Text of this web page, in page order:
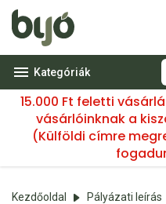
Kategóriák
15.000 Ft feletti
vásárlóinknak a
(Külföldi címre
Kezdőoldal Pályázati leírás